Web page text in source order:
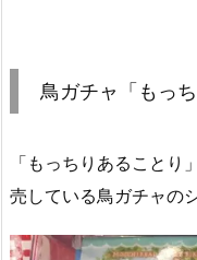
鳥ガチャ「もっ
「もっちりあることり
売している鳥ガチャの